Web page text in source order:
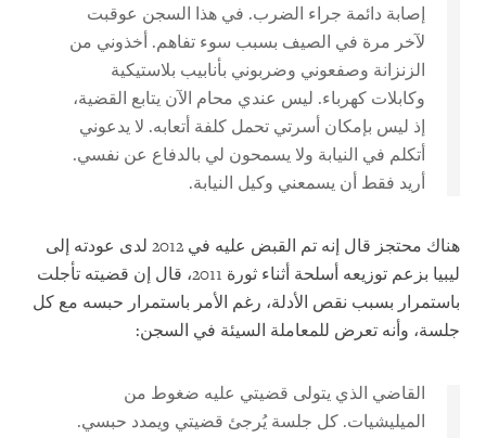
إصابة دائمة جراء الضرب. في هذا السجن عوقبت
لآخر مرة في الصيف بسبب سوء تفاهم. أخذوني من
الزنزانة وصفعوني وضربوني بأنابيب بلاستيكية
وكابلات كهرباء. ليس عندي محام الآن يتابع القضية،
إذ ليس بإمكان أسرتي تحمل كلفة أتعابه. لا يدعوني
أتكلم في النيابة ولا يسمحون لي بالدفاع عن نفسي.
أريد فقط أن يسمعني وكيل النيابة.
هناك محتجز قال إنه تم القبض عليه في 2012 لدى عودته إلى
ليبيا بزعم توزيعه أسلحة أثناء ثورة 2011، قال إن قضيته تأجلت
باستمرار بسبب نقص الأدلة، رغم الأمر باستمرار حبسه مع كل
جلسة، وأنه تعرض للمعاملة السيئة في السجن:
القاضي الذي يتولى قضيتي عليه ضغوط من
الميليشيات. كل جلسة يُرجئ قضيتي ويمدد حبسي.